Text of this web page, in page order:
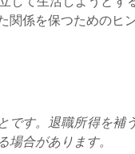
係を保つためのヒ
す。退職所得を
合があります。